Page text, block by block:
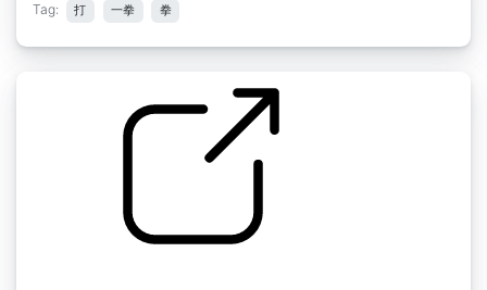
Tag: 打 一拳 拳